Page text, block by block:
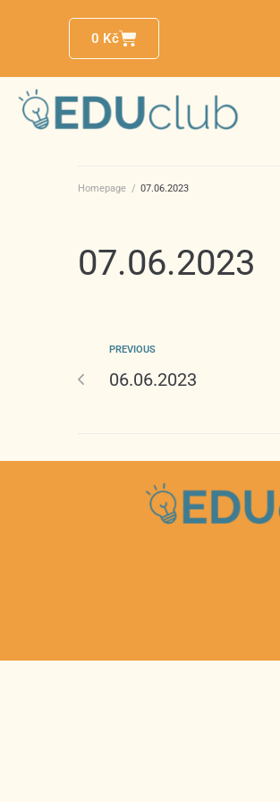
0 Kč
Homepage / 07.06.2023
07.06.2023
PREVIOUS
06.06.2023